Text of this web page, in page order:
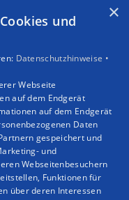
×
und
Datenschutzhinweise •
Webseite
auf dem Endgerät
auf dem Endgerät
Daten
gespeichert und
und
Webseitenbesuchern
Funktionen für
über deren Interessen